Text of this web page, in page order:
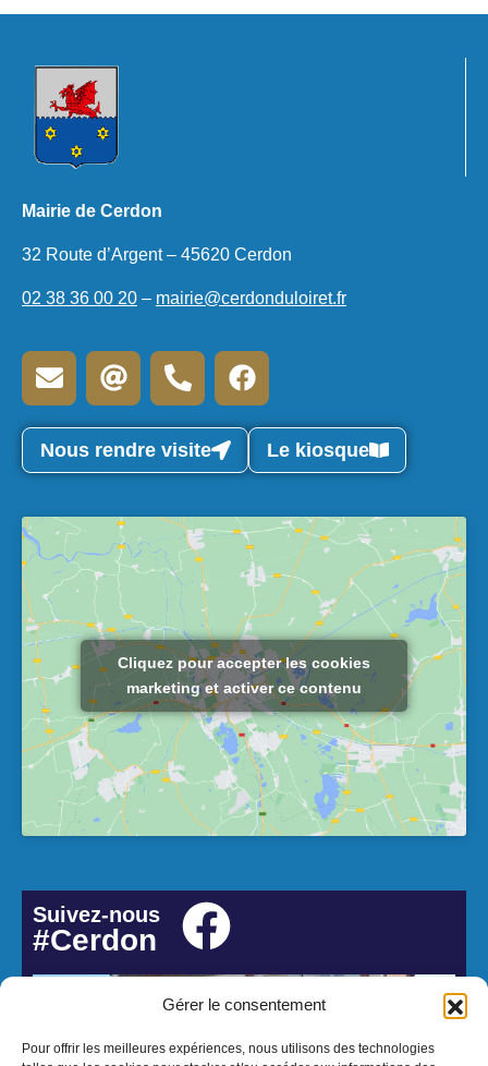
Gérer le consentement
Pour offrir les meilleures expériences, nous utilisons des technologies
Mairie de Cerdon
32 Route d’Argent – 45620 Cerdon
02 38 36 00 20 – mairie@cerdonduloiret.fr
Nous rendre visite Le kiosque
Cliquez pour accepter les cookies
marketing et activer ce contenu
Suivez-nous
#Cerdon